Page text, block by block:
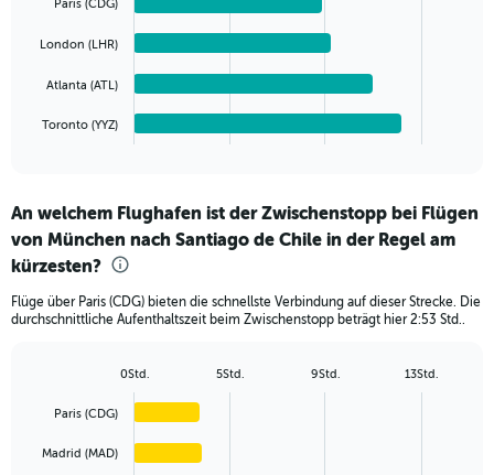
values.
8000.
bars.
The
has
Range:
5
categories.
chart
has
displaying
Range:
Paris (CDG)
London (LHR)
Atlanta (ATL)
Toronto (YYZ)
End
An welchem Flughafen ist der Zwischenstopp bei Flügen
von München nach Santiago de Chile in der Regel am
kürzesten?
Flüge über Paris (CDG) bieten die schnellste Verbindung auf dieser Strecke. Die
durchschnittliche Aufenthaltszeit beim Zwischenstopp beträgt hier 2:53 Std..
chart
with
bars.
Paris (CDG)
Madrid (MAD)
0Std. 5Std. 9Std. 13Std.